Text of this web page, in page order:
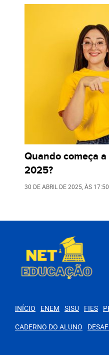
PARA VOCÊ
Quando começa
2025?
30 DE ABRIL DE 2025 , ÀS 17:50
INÍCIO ENEM SISU FIES
CADERNO DO ALUNO